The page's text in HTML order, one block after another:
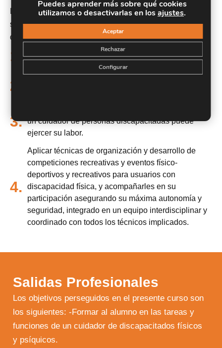
Los objetivos perseguidos en el presente curso son los
siguientes: -Formar al alumno en las tareas y funciones
de un cuidador de discapacitados físicos y psíquicos.
1.
Atender y auxiliar a la persona en tareas de cuidado
general, higiene, alimentación, etc.
2.
3. un cuidador de personas discapacitadas puede
ejercer su labor.
4.
Aplicar técnicas de organización y desarrollo de
competiciones recreativas y eventos físico-
deportivos y recreativos para usuarios con
discapacidad física, y acompañarles en su
participación asegurando su máxima autonomía y
seguridad, integrado en un equipo interdisciplinar y
coordinado con todos los técnicos implicados.
Salidas Profesionales
Los objetivos perseguidos en el presente curso son
los siguientes: -Formar al alumno en las tareas y
funciones de un cuidador de discapacitados físicos
y psíquicos.
Puedes aprender más sobre qué cookies
utilizamos o desactivarlas en losajustes.
Aceptar
Rechazar
Configurar